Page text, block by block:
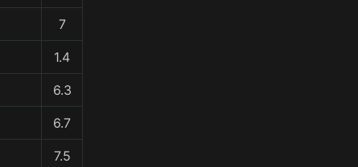
7
1.4
6.3
6.7
7.5